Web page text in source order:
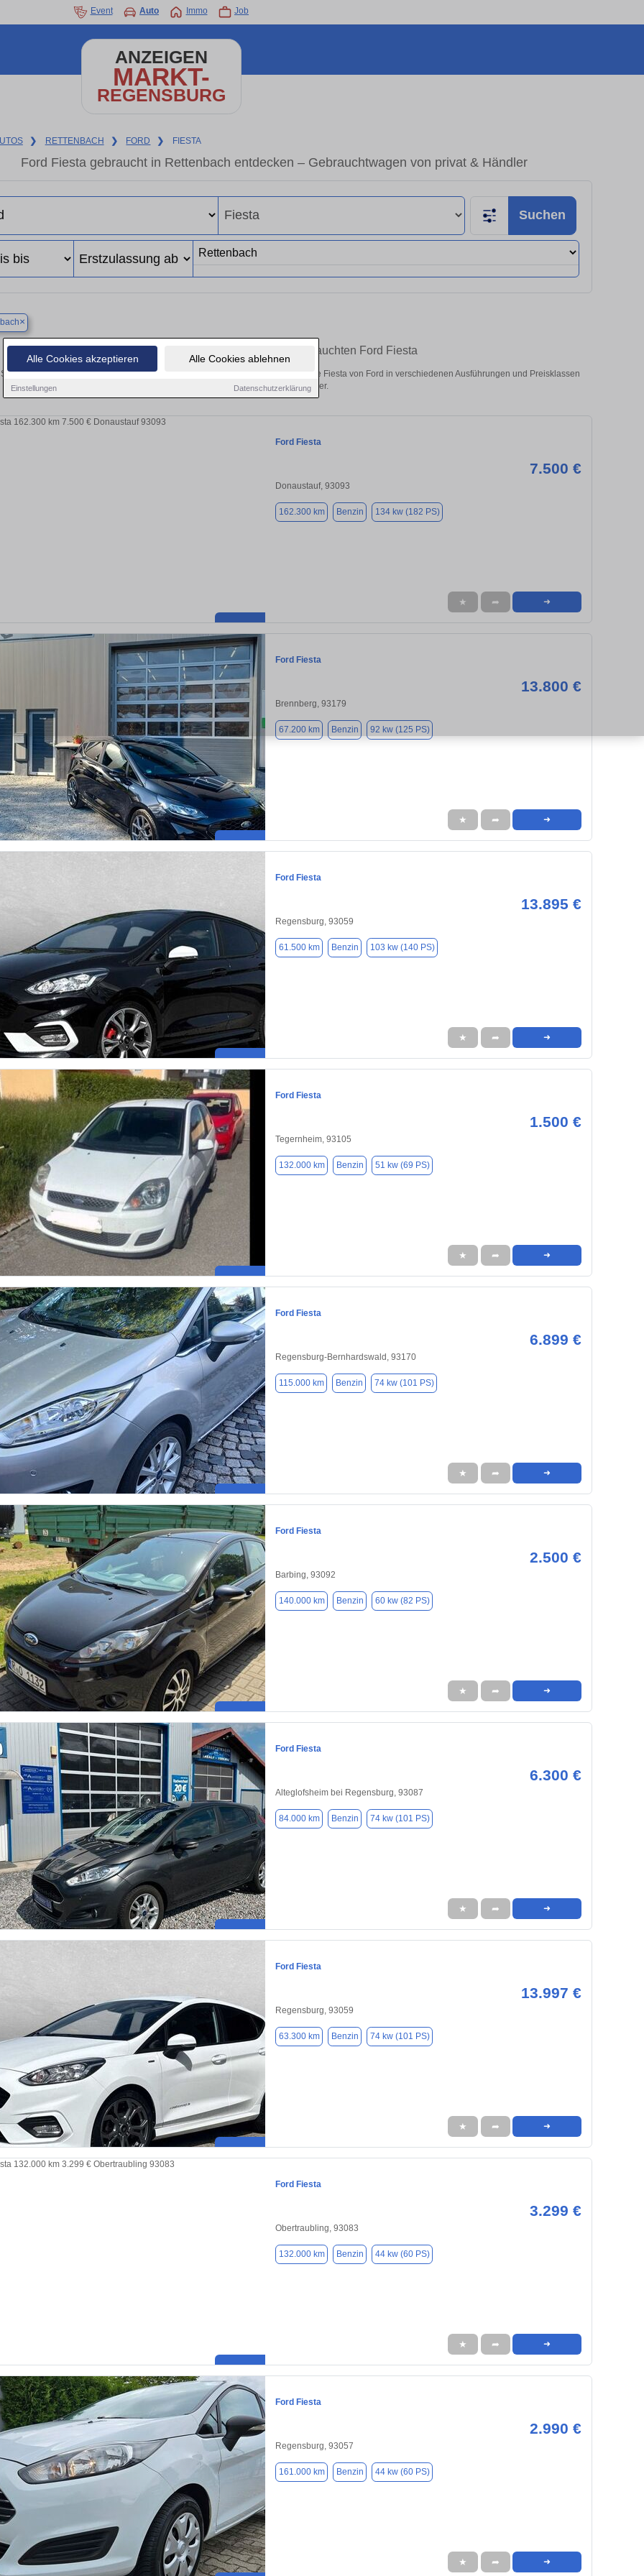
Alle Cookies akzeptieren Alle Cookies ablehnen
Einstellungen Datenschutzerklärung
Event Auto Immo Job
ANZEIGEN
MARKT-
REGENSBURG
❯ RETTENBACH ❯ FORD ❯ FIESTA
Ford Fiesta gebraucht in Rettenbach entdecken – Gebrauchtwagen von privat & Händler
Suchen
×
Finden Sie in Rettenbach Ihren gebrauchten Ford Fiesta
in Rettenbach einen Ford Fiesta Gebrauchtwagen? Entdecken Sie gebrauchte Fiesta von Ford in verschiedenen Ausführungen und Preisklassen
von privat und vom Händler.
Ford Fiesta
7.500 €
Donaustauf, 93093
162.300 km Benzin 134 kw (182 PS)
★ ➦ ➜
Ford Fiesta
13.800 €
Brennberg, 93179
67.200 km Benzin 92 kw (125 PS)
★ ➦ ➜
Ford Fiesta
13.895 €
Regensburg, 93059
61.500 km Benzin 103 kw (140 PS)
★ ➦ ➜
Ford Fiesta
1.500 €
Tegernheim, 93105
132.000 km Benzin 51 kw (69 PS)
★ ➦ ➜
Ford Fiesta
6.899 €
Regensburg-Bernhardswald, 93170
115.000 km Benzin 74 kw (101 PS)
★ ➦ ➜
Ford Fiesta
2.500 €
Barbing, 93092
140.000 km Benzin 60 kw (82 PS)
★ ➦ ➜
Ford Fiesta
6.300 €
Alteglofsheim bei Regensburg, 93087
84.000 km Benzin 74 kw (101 PS)
★ ➦ ➜
Ford Fiesta
13.997 €
Regensburg, 93059
63.300 km Benzin 74 kw (101 PS)
★ ➦ ➜
Ford Fiesta
3.299 €
Obertraubling, 93083
132.000 km Benzin 44 kw (60 PS)
★ ➦ ➜
Ford Fiesta
2.990 €
Regensburg, 93057
161.000 km Benzin 44 kw (60 PS)
★ ➦ ➜